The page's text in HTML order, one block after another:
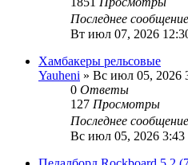
Последнее сообщение
Вт июл 07, 2026
Хамбакеры рельсовые
Yauheni » Вс июл 05, 2026
0 Ответы
127 Просмотры
Последнее сообщение
Вс июл 05, 2026 3:43